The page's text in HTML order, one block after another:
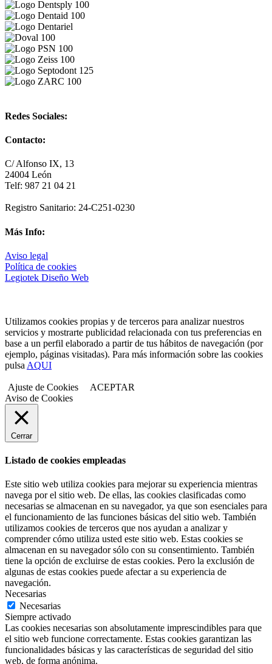
Redes Sociales:
Contacto:
C/ Alfonso IX, 13
24004 León
Telf: 987 21 04 21
Registro Sanitario: 24-C251-0230
Más Info:
Aviso legal
Política de cookies
Legiotek Diseño Web
Utilizamos cookies propias y de terceros para analizar nuestros
servicios y mostrarte publicidad relacionada con tus preferencias en
base a un perfil elaborado a partir de tus hábitos de navegación (por
ejemplo, páginas visitadas). Para más información sobre las cookies
pulsa AQUI
Ajuste de Cookies
ACEPTAR
Aviso de Cookies
Cerrar
Listado de cookies empleadas
Este sitio web utiliza cookies para mejorar su experiencia mientras
navega por el sitio web. De ellas, las cookies clasificadas como
necesarias se almacenan en su navegador, ya que son esenciales para
el funcionamiento de las funciones básicas del sitio web. También
utilizamos cookies de terceros que nos ayudan a analizar y
comprender cómo utiliza usted este sitio web. Estas cookies se
almacenan en su navegador sólo con su consentimiento. También
tiene la opción de excluirse de estas cookies. Pero la exclusión de
algunas de estas cookies puede afectar a su experiencia de
navegación.
Necesarias
Necesarias
Siempre activado
Las cookies necesarias son absolutamente imprescindibles para que
el sitio web funcione correctamente. Estas cookies garantizan las
funcionalidades básicas y las características de seguridad del sitio
web, de forma anónima.